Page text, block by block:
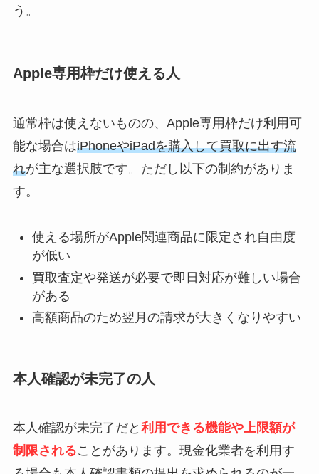
う。
Apple専用枠だけ使える人
通常枠は使えないものの、Apple専用枠だけ利用可
能な場合はiPhoneやiPadを購入して買取に出す流
れが主な選択肢です。ただし以下の制約がありま
す。
使える場所がApple関連商品に限定され自由度
が低い
買取査定や発送が必要で即日対応が難しい場合
がある
高額商品のため翌月の請求が大きくなりやすい
本人確認が未完了の人
本人確認が未完了だと 利用できる機能や上限額が
制限されることがあります。現金化業者を利用す